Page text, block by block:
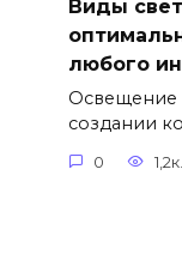
Виды
любого
Освещение
создании
0 1,2к.